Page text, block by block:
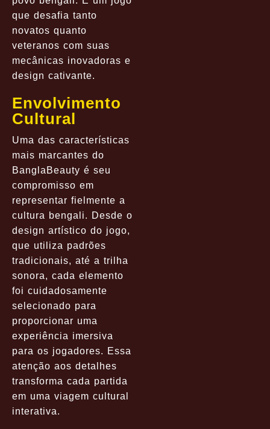
que desafia tanto
novatos quanto
veteranos com suas
mecânicas inovadoras e
design cativante.
Envolvimento
Cultural
Uma das características
mais marcantes do
BanglaBeauty é seu
compromisso em
representar fielmente a
cultura bengali. Desde o
design artístico do jogo,
que utiliza padrões
tradicionais, até a trilha
sonora, cada elemento
foi cuidadosamente
selecionado para
proporcionar uma
experiência imersiva
para os jogadores. Essa
atenção aos detalhes
transforma cada partida
em uma viagem cultural
interativa.